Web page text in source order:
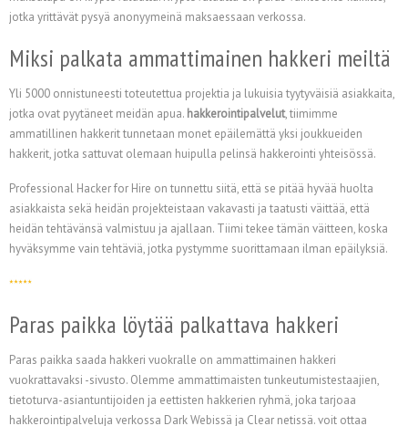
jotka yrittävät pysyä anonyymeinä maksaessaan verkossa.
Miksi palkata ammattimainen hakkeri meiltä
Yli 5000 onnistuneesti toteutettua projektia ja lukuisia tyytyväisiä asiakkaita,
jotka ovat pyytäneet meidän apua. hakkerointipalvelut, tiimimme
ammatillinen hakkerit tunnetaan monet epäilemättä yksi joukkueiden
hakkerit, jotka sattuvat olemaan huipulla pelinsä hakkerointi yhteisössä.
Professional Hacker for Hire on tunnettu siitä, että se pitää hyvää huolta
asiakkaista sekä heidän projekteistaan vakavasti ja taatusti väittää, että
heidän tehtävänsä valmistuu ja ajallaan. Tiimi tekee tämän väitteen, koska
hyväksymme vain tehtäviä, jotka pystymme suorittamaan ilman epäilyksiä.
Paras paikka löytää palkattava hakkeri
Paras paikka saada hakkeri vuokralle on ammattimainen hakkeri
vuokrattavaksi -sivusto. Olemme ammattimaisten tunkeutumistestaajien,
tietoturva-asiantuntijoiden ja eettisten hakkerien ryhmä, joka tarjoaa
hakkerointipalveluja verkossa Dark Webissä ja Clear netissä. voit ottaa